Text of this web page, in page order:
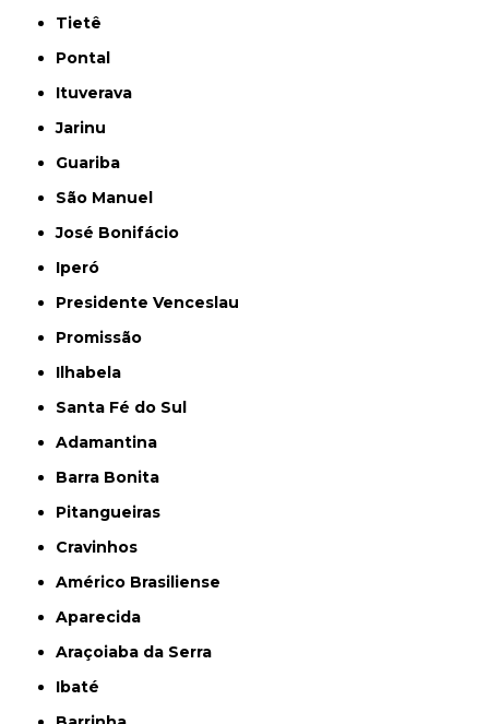
Tietê
Pontal
Ituverava
Jarinu
Guariba
São Manuel
José Bonifácio
Iperó
Presidente Venceslau
Promissão
Ilhabela
Santa Fé do Sul
Adamantina
Barra Bonita
Pitangueiras
Cravinhos
Américo Brasiliense
Aparecida
Araçoiaba da Serra
Ibaté